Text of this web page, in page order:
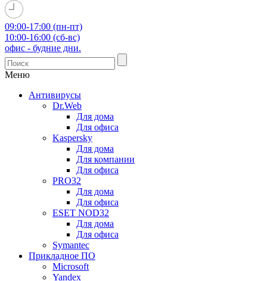
09:00-17:00 (пн-пт)
10:00-16:00 (сб-вс)
офис - будние дни.
Меню
Антивирусы
Dr.Web
Для дома
Для офиса
Kaspersky
Для дома
Для компании
Для офиса
PRO32
Для дома
Для офиса
ESET NOD32
Для дома
Для офиса
Symantec
Прикладное ПО
Microsoft
Yandex